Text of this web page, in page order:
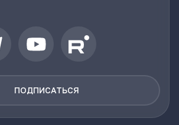
ПОДПИСАТЬСЯ